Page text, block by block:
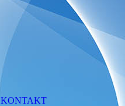
KONTAKT